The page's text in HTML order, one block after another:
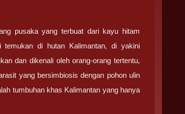
pusaka yang terbuat dari kayu hitam
temukan di hutan Kalimantan, di yakini
dan dikenali oleh orang-orang tertentu,
yang bersimbiosis dengan pohon ulin
tumbuhan khas Kalimantan yang hanya